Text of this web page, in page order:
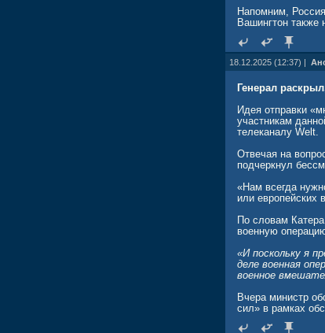
Напомним,
Вашингтон также
18.12.2025 (12:37) |
Генерал
Идея отправки
участникам
телеканалу Welt.
Отвечая на
подчеркнул
«Нам всегда
или европейских
По словам
военную
«И поскольку я
деле военная
военное
Вчера министр
сил» в рамках